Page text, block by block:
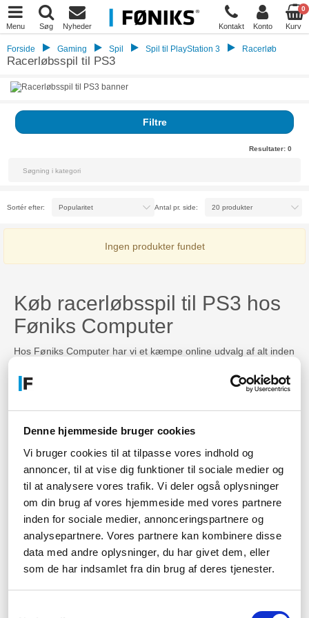
Denne hjemmeside bruger cookies
Vi bruger cookies til at tilpasse vores indhold og
annoncer, til at vise dig funktioner til sociale medier og
til at analysere vores trafik. Vi deler også oplysninger
om din brug af vores hjemmeside med vores partnere
inden for sociale medier, annonceringspartnere og
analysepartnere. Vores partnere kan kombinere disse
data med andre oplysninger, du har givet dem, eller
som de har indsamlet fra din brug af deres tjenester.
Menu Søg Nyheder Kontakt Konto
0
Kurv
Forside Gaming Spil Spil til PlayStation 3 Racerløb
Racerløbsspil til PS3
Filtre
Resultater: 0
Sortér efter: Antal pr. side:
Ingen produkter fundet
Køb racerløbsspil til PS3 hos
Føniks Computer
Hos Føniks Computer har vi et kæmpe online udvalg af alt inden
nogle af de mest populære
inden for enhver genre som du
kan finde lige her. Vi har bl.a. spændende racerløbsspil til
genre. Du kan kigge vores udvalg igennem for at finde det helt
rigtige
inden for racerløbs-genren lige her på siden. Vi
sørger for det gode udvalg og de gode priser så du kan finde
det spil der interesserer dig mest!
Har du spørgsmål?
Hvis du er interesseret i vores udvalg men har spørgsmål til
vores sortiment, leveringstid, eller noget tredje, så kan du altid
skrive til os på mail eller chat, eller sågar ringe til os. Vi sidder
parate til at svare på alle dine spørgsmål - du finder vores